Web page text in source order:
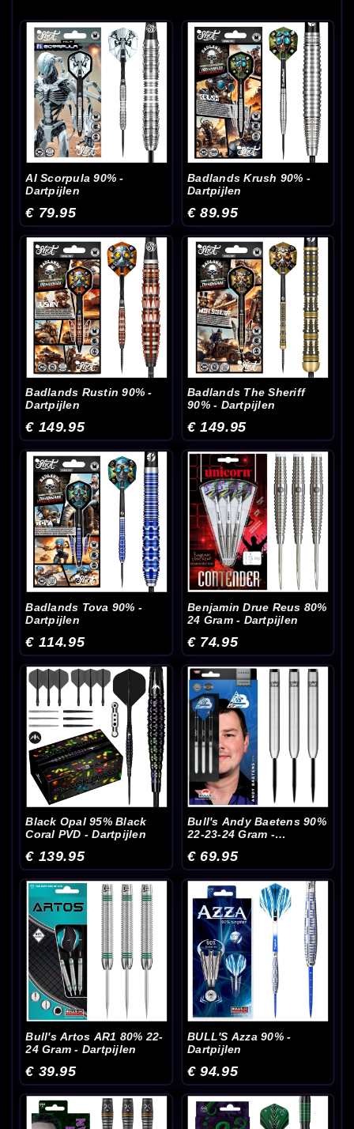
AI Scorpula 90% -
Dartpijlen
€ 79.95
Badlands Krush 90% -
Dartpijlen
€ 89.95
Badlands Rustin 90% -
Dartpijlen
€ 149.95
Badlands The Sheriff
90% - Dartpijlen
€ 149.95
Badlands Tova 90% -
Dartpijlen
€ 114.95
Benjamin Drue Reus 80%
24 Gram - Dartpijlen
€ 74.95
Black Opal 95% Black
Coral PVD - Dartpijlen
€ 139.95
Bull's Andy Baetens 90%
22-23-24 Gram -
€ 69.95
Bull's Artos AR1 80% 22-
24 Gram - Dartpijlen
€ 39.95
BULL'S Azza 90% -
Dartpijlen
€ 94.95